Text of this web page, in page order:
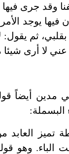
وقد جرى فيها
فيها يوجد
ثم
لا أرى شيئا
مدين أيضاً
البسملة:
تميز
الباء. وهو